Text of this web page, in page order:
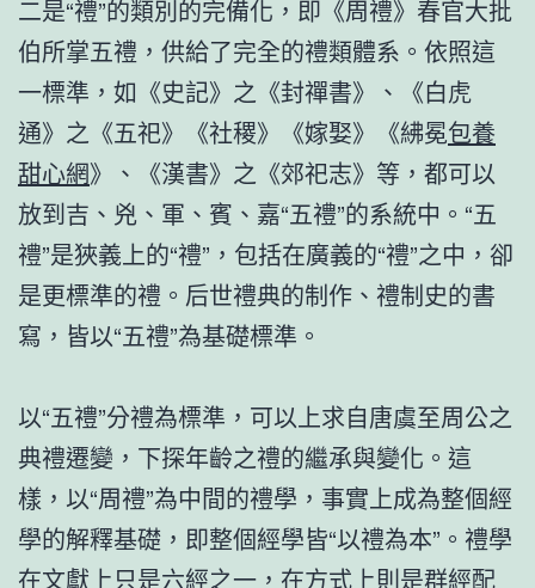
二是“禮”的類別的完備化，即《周禮》春官大批
伯所掌五禮，供給了完全的禮類體系。依照這
一標準，如《史記》之《封禪書》、《白虎
通》之《五祀》《社稷》《嫁娶》《紼冕包養
甜心網》、《漢書》之《郊祀志》等，都可以
放到吉、兇、軍、賓、嘉“五禮”的系統中。“五
禮”是狹義上的“禮”，包括在廣義的“禮”之中，卻
是更標準的禮。后世禮典的制作、禮制史的書
寫，皆以“五禮”為基礎標準。
以“五禮”分禮為標準，可以上求自唐虞至周公之
典禮遷變，下探年齡之禮的繼承與變化。這
樣，以“周禮”為中間的禮學，事實上成為整個經
學的解釋基礎，即整個經學皆“以禮為本”。禮學
在文獻上只是六經之一，在方式上則是群經配